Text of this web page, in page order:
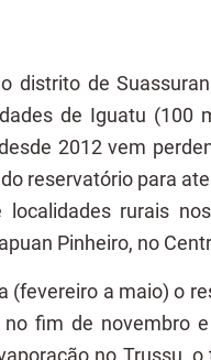
distrito de
de Iguatu (100
2012 vem
reservatório para
rurais
Pinheiro, no
(fevereiro a maio) o
no fim de novembro
no Trussu,